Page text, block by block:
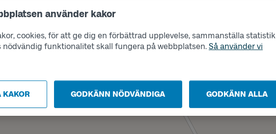
använder kakor
cookies, för att ge dig en förbättrad upplevelse, sammanställa statistik
nödvändig funktionalitet skall fungera på webbplatsen. Så använder vi
KAKOR GODKÄNN NÖDVÄNDIGA GODKÄNN ALLA